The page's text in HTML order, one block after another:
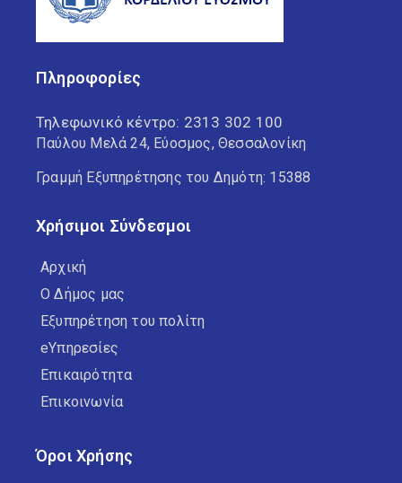
Πληροφορίες
Τηλεφωνικό κέντρο: 2313 302 100
Παύλου Μελά 24, Εύοσμος, Θεσσαλονίκη
Γραμμή Εξυπηρέτησης του Δημότη: 15388
Χρήσιμοι Σύνδεσμοι
Αρχική
Ο Δήμος μας
Εξυπηρέτηση του πολίτη
eΥπηρεσίες
Επικαιρότητα
Επικοινωνία
Όροι Χρήσης